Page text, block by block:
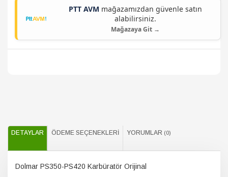
PTT AVM mağazamızdan güvenle satın
alabilirsiniz.
Mağazaya Git →
DETAYLAR ÖDEME SEÇENEKLERI YORUMLAR (0)
Dolmar PS350-PS420 Karbüratör Orijinal